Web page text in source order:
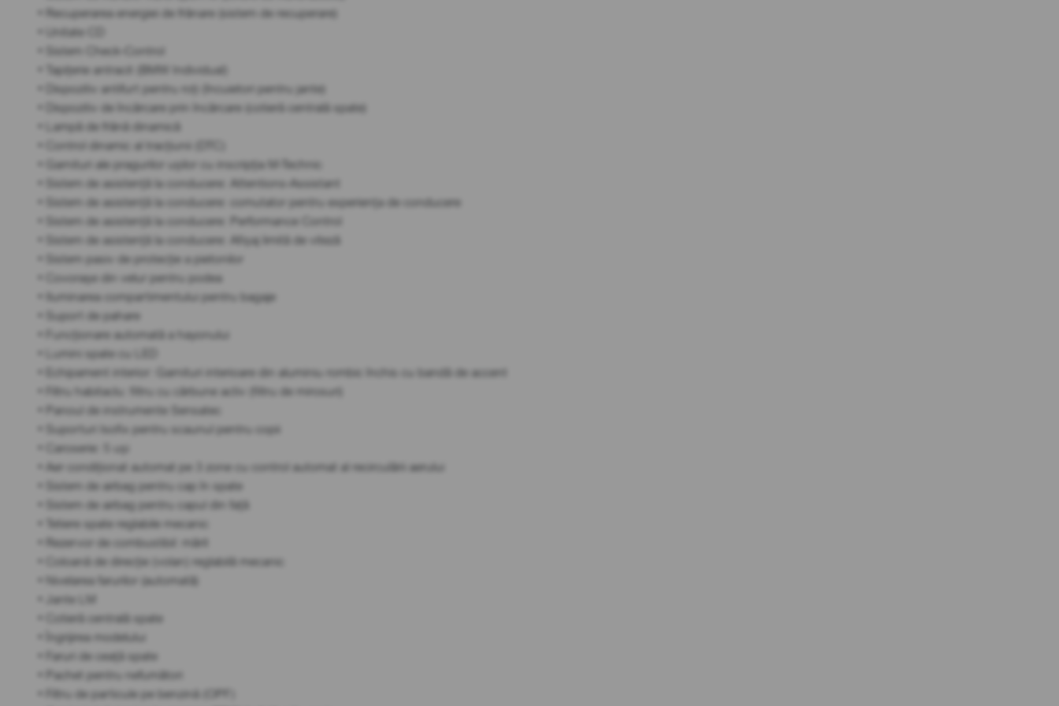
• Recuperarea energiei de frânare (sistem de recuperare)
• Unitate CD
• Sistem Check-Control
• Tapițerie antracit (BMW Individual)
• Dispozitiv antifurt pentru roți (încuietori pentru jante)
• Dispozitiv de încărcare prin încărcare (cotieră centrală spate)
• Lampă de frână dinamică
• Control dinamic al tracțiunii (DTC)
• Garnituri ale pragurilor ușilor cu inscripția M-Technic
• Sistem de asistență la conducere: Attentions-Assistant
• Sistem de asistență la conducere: comutator pentru experiența de conducere
• Sistem de asistență la conducere: Performance Control
• Sistem de asistență la conducere: Afișaj limită de viteză
• Sistem pasiv de protecție a pietonilor
• Covorașe din velur pentru podea
• Iluminarea compartimentului pentru bagaje
• Suport de pahare
• Funcționare automată a hayonului
• Lumini spate cu LED
• Echipament interior: Garnituri interioare din aluminiu rombic închis cu bandă de accent
• Filtru habitaclu: filtru cu cărbune activ (filtru de mirosuri)
• Panoul de instrumente Sensatec
• Suporturi Isofix pentru scaunul pentru copii
• Caroserie: 5 uși
• Aer condiționat automat pe 3 zone cu control automat al recirculării aerului
• Sistem de airbag pentru cap în spate
• Sistem de airbag pentru capul din față
• Tetiere spate reglabile mecanic
• Rezervor de combustibil: mărit
• Coloană de direcție (volan) reglabilă mecanic
• Nivelarea farurilor (automată)
• Jante LM
• Cotieră centrală spate
• Îngrijirea modelului
• Faruri de ceață spate
• Pachet pentru nefumători
• Filtru de particule pe benzină (OPF)